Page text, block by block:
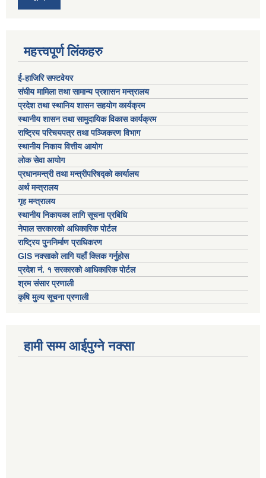
महत्त्वपूर्ण लिंकहरु
ई-हाजिरि सफ्टवेयर
संघीय मामिला तथा सामान्य प्रशासन मन्त्रालय
प्रदेश तथा स्थानिय शासन सहयोग कार्यक्रम
स्थानीय शासन तथा सामुदायिक विकास कार्यक्रम
राष्ट्रिय परिचयपत्र तथा पञ्जिकरण विभाग
स्थानीय निकाय वित्तीय आयोग
लोक सेवा आयोग
प्रधानमन्त्री तथा मन्त्रीपरिषद्को कार्यालय
अर्थ मन्त्रालय
गृह मन्त्रालय
स्थानीय निकायका लागि सूचना प्रबिधि
नेपाल सरकारको अधिकारिक पोर्टल
राष्ट्रिय पुननिर्माण प्राधिकरण
GIS नक्साको लागि यहाँ क्लिक गर्नुहोस
प्रदेश नं. १ सरकारको आधिकारिक पोर्टल
श्रम संसार प्रणाली
कृषि मुल्य सूचना प्रणाली
हामी सम्म आईपुग्ने नक्सा